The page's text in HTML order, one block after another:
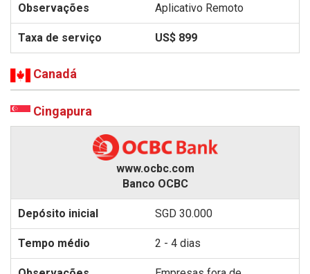
Aplicativo Remoto
US$ 899
Canadá
Cingapura
www.ocbc.com
Banco OCBC
SGD 30.000
2 - 4 dias